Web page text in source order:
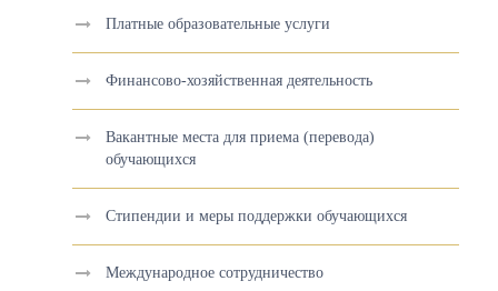
Платные образовательные услуги
Финансово-хозяйственная деятельность
Вакантные места для приема (перевода)
обучающихся
Стипендии и меры поддержки обучающихся
Международное сотрудничество